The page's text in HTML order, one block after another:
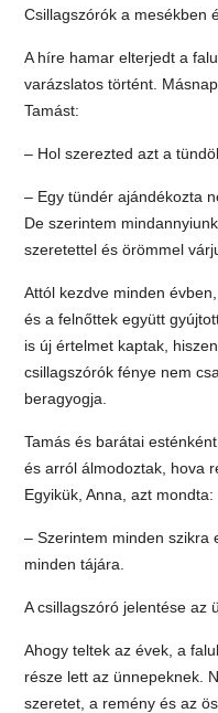
Csillagszórók a mesékben
A híre hamar elterjedt a
varázslatos történt.
Tamást:
– Hol szerezted azt a
– Egy tündér ajándékozta
De szerintem
szeretettel és örömmel
Attól kezdve minden
és a felnőttek együtt
is új értelmet kaptak,
csillagszórók fénye nem
beragyogja.
Tamás és barátai
és arról álmodoztak, hova
Egyikük, Anna, azt mondta:
– Szerintem minden szikra
minden tájára.
A csillagszóró jelentése az
Ahogy teltek az évek, a
része lett az ünnepeknek.
szeretet, a remény és az